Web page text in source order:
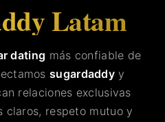
Latam
dating más confiable de
sugardaddy y
relaciones exclusivas
claros, respeto mutuo y